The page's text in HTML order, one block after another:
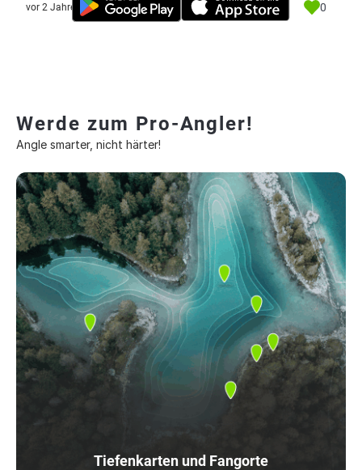
vor 2 Jahre 0
Werde zum Pro-Angler!
Angle smarter, nicht härter!
Tiefenkarten und Fangorte